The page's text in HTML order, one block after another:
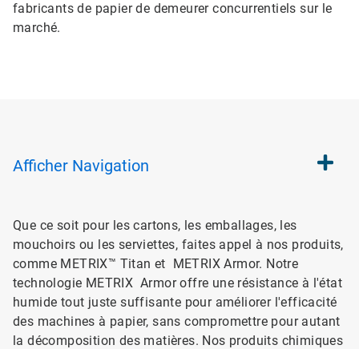
fabricants de papier de demeurer concurrentiels sur le
marché.
Afficher Navigation
Que ce soit pour les cartons, les emballages, les
mouchoirs ou les serviettes, faites appel à nos produits,
comme METRIX™ Titan et METRIX Armor. Notre
technologie METRIX ​​​​​​ Armor offre une résistance à l'état
humide tout juste suffisante pour améliorer l'efficacité
des machines à papier, sans compromettre pour autant
la décomposition des matières. Nos produits chimiques